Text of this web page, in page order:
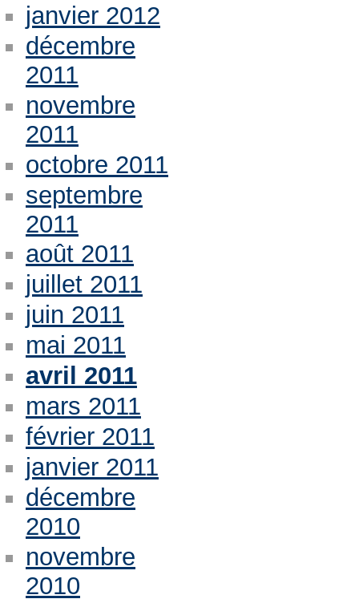
janvier 2012
décembre
2011
novembre
2011
octobre 2011
septembre
2011
août 2011
juillet 2011
juin 2011
mai 2011
avril 2011
mars 2011
février 2011
janvier 2011
décembre
2010
novembre
2010